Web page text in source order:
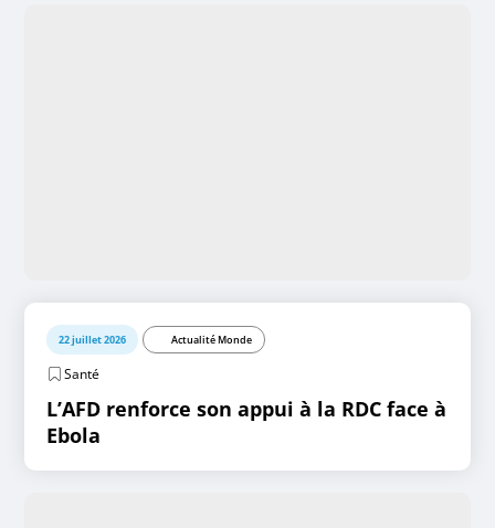
22 juillet 2026 Actualité Monde
Santé
L’AFD renforce son appui à la RDC face à
Ebola